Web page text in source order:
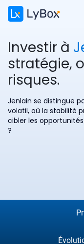
Investir à
stratégie,
risques.
Jenlain se distingue
volatil, où la stabilité
cibler les
?